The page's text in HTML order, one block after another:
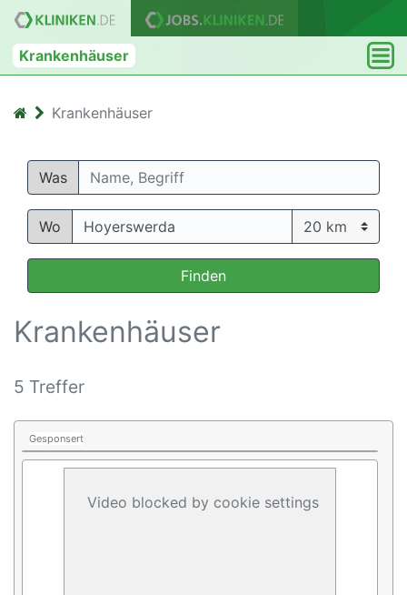
Krankenhäuser
Krankenhäuser
Was
Wo
Finden
Krankenhäuser
5 Treffer
Gesponsert
Video blocked by cookie settings